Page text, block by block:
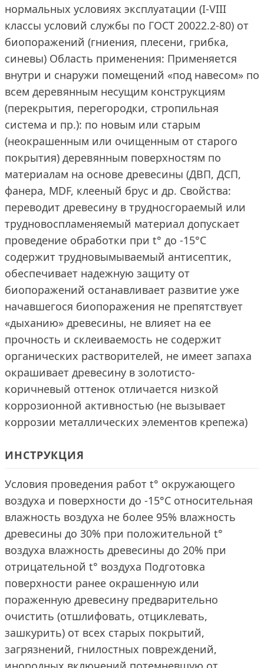
нормальных условиях эксплуатации (I-VIII
классы условий службы по ГОСТ 20022.2-80) от
биопоражений (гниения, плесени, грибка,
синевы) Область применения: Применяется
внутри и снаружи помещений «под навесом» по
всем деревянным несущим конструкциям
(перекрытия, перегородки, стропильная
система и пр.): по новым или старым
(неокрашенным или очищенным от старого
покрытия) деревянным поверхностям по
материалам на основе древесины (ДВП, ДСП,
фанера, MDF, клееный брус и др. Свойства:
переводит древесину в трудносгораемый или
трудновоспламеняемый материал допускает
проведение обработки при t° до -15°С
содержит трудновымываемый антисептик,
обеспечивает надежную защиту от
биопоражений останавливает развитие уже
начавшегося биопоражения не препятствует
«дыханию» древесины, не влияет на ее
прочность и склеиваемость не содержит
органических растворителей, не имеет запаха
окрашивает древесину в золотисто-
коричневый оттенок отличается низкой
коррозионной активностью (не вызывает
коррозии металлических элементов крепежа)
ИНСТРУКЦИЯ
Условия проведения работ t° окружающего
воздуха и поверхности до -15°С относительная
влажность воздуха не более 95% влажность
древесины до 30% при положительной t°
воздуха влажность древесины до 20% при
отрицательной t° воздуха Подготовка
поверхности ранее окрашенную или
пораженную древесину предварительно
очистить (отшлифовать, отциклевать,
зашкурить) от всех старых покрытий,
загрязнений, гнилостных повреждений,